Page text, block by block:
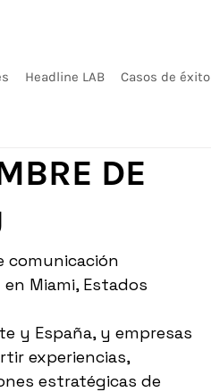
Headline LAB Casos de éxito
DE
comunicación
en Miami, Estados
y España, y empresas
experiencias,
estratégicas de